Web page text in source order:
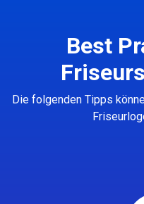
Best
Die folgenden Tipps